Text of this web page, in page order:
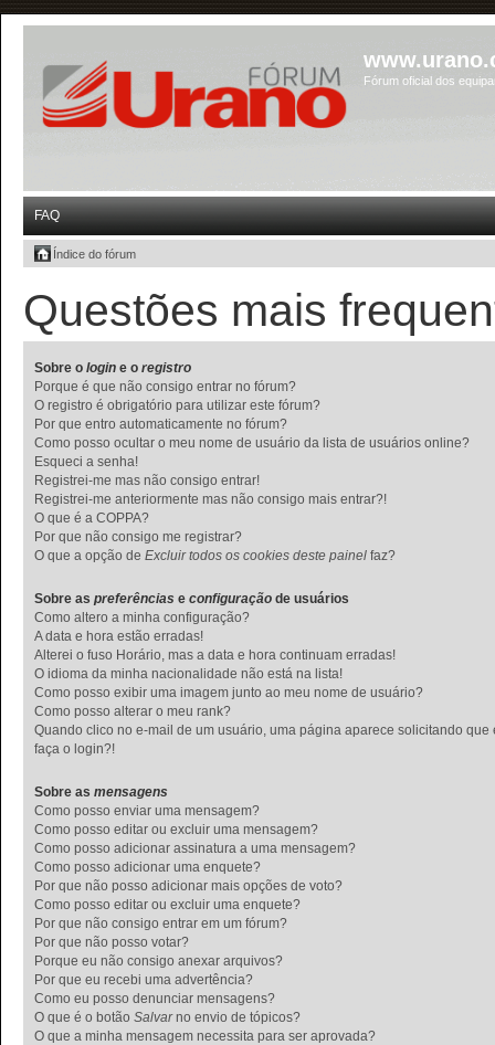
Fórum oficial dos
FAQ
Índice do fórum
Questões mais
Sobre o login e o registro
Porque é que não consigo entrar no fórum?
O registro é obrigatório para utilizar este fórum?
Por que entro automaticamente no fórum?
Como posso ocultar o meu nome de usuário da lista de usuários online?
Esqueci a senha!
Registrei-me mas não consigo entrar!
Registrei-me anteriormente mas não consigo mais entrar?!
O que é a COPPA?
Por que não consigo me registrar?
O que a opção de Excluir todos os cookies deste painel faz?
Sobre as preferências e configuração de usuários
Como altero a minha configuração?
A data e hora estão erradas!
Alterei o fuso Horário, mas a data e hora continuam erradas!
O idioma da minha nacionalidade não está na lista!
Como posso exibir uma imagem junto ao meu nome de usuário?
Como posso alterar o meu rank?
Quando clico no e-mail de um usuário, uma página aparece solicitando que
faça o login?!
Sobre as mensagens
Como posso enviar uma mensagem?
Como posso editar ou excluir uma mensagem?
Como posso adicionar assinatura a uma mensagem?
Como posso adicionar uma enquete?
Por que não posso adicionar mais opções de voto?
Como posso editar ou excluir uma enquete?
Por que não consigo entrar em um fórum?
Por que não posso votar?
Porque eu não consigo anexar arquivos?
Por que eu recebi uma advertência?
Como eu posso denunciar mensagens?
O que é o botão Salvarno envio de tópicos?
O que a minha mensagem necessita para ser aprovada?